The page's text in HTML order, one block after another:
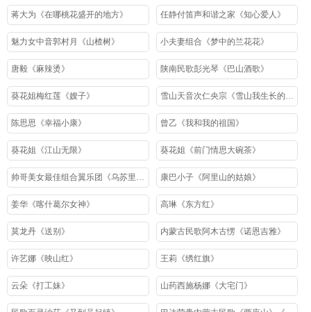
蒋大为《在哪桃花盛开的地方》 任静付笛声和谐之家《知心爱人》
魅力女中音郭村月《山楂树》 小夫妻组合《梦中的兰花花》
唐毅《麻辣烫》 陕南民歌彭光琴《巴山酒歌》
葵花姐梅红莲《嫂子》 雪山天音次仁央宗《雪山我生长的地方》
陈思思《幸福小康》 曾乙《我和我的祖国》
葵花姐《江山无限》 葵花姐《前门情思大碗茶》
帅哥美女最佳组合翼乐团《乌苏里船歌》 康巴小子《阿里山的姑娘》
姜华《喀什葛尔女神》 高琳《东方红》
莫龙丹《送别》 内蒙古民歌阿木古愣《诺恩吉雅》
许艺娜《映山红》 王莉《绣红旗》
云朵《打工妹》 山药西施杨娜《大宅门》